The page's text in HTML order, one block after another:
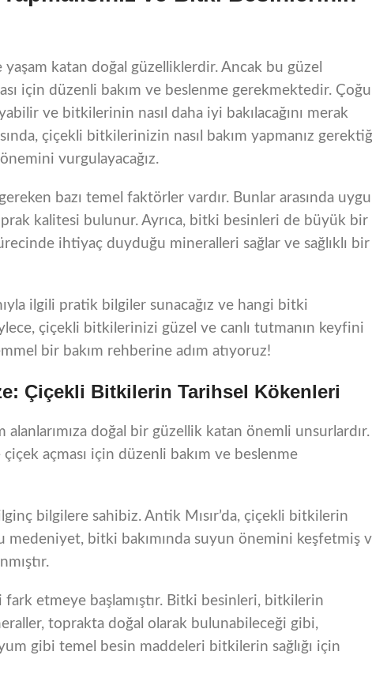
katan doğal güzelliklerdir. Ancak bu güzel
için düzenli bakım ve beslenme gerekmektedir. Çoğu
ve bitkilerinin nasıl daha iyi bakılacağını merak
çiçekli bitkilerinizin nasıl bakım yapmanız
vurgulayacağız.
bazı temel faktörler vardır. Bunlar arasında
kalitesi bulunur. Ayrıca, bitki besinleri de büyük bir
ihtiyaç duyduğu mineralleri sağlar ve sağlıklı bir
ilgili pratik bilgiler sunacağız ve hangi bitki
çiçekli bitkilerinizi güzel ve canlı tutmanın keyfini
bir bakım rehberine adım atıyoruz!
Çiçekli Bitkilerin Tarihsel Kökenleri
doğal bir güzellik katan önemli unsurlardır.
açması için düzenli bakım ve beslenme
bilgilere sahibiz. Antik Mısır’da, çiçekli bitkilerin
medeniyet, bitki bakımında suyun önemini keşfetmiş
etmeye başlamıştır. Bitki besinleri, bitkilerin
toprakta doğal olarak bulunabileceği gibi,
gibi temel besin maddeleri bitkilerin sağlığı için